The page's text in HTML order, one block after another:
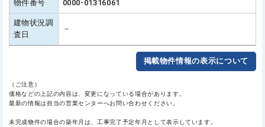
物件番号 0000-01316061
建物状況調
査日
－
掲載物件情報の表示について
（ご注意）
価格などの上記の内容は、変更になっている場合があります。
最新の情報は担当の営業センターへお問い合わせください。
未完成物件の場合の築年月は、工事完了予定年月として表示しています。